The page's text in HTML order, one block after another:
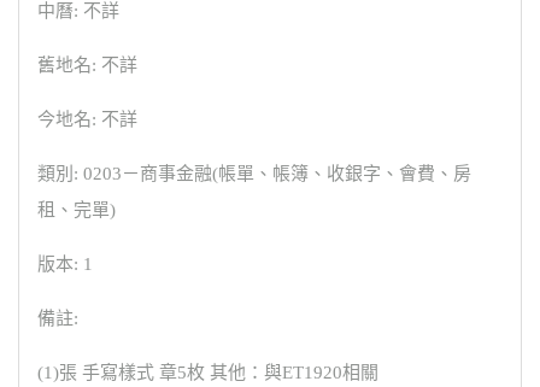
中曆: 不詳
舊地名: 不詳
今地名: 不詳
類別: 0203－商事金融(帳單、帳簿、收銀字、會費、房
租、完單)
版本: 1
備註:
(1)張 手寫樣式 章5枚 其他：與ET1920相關